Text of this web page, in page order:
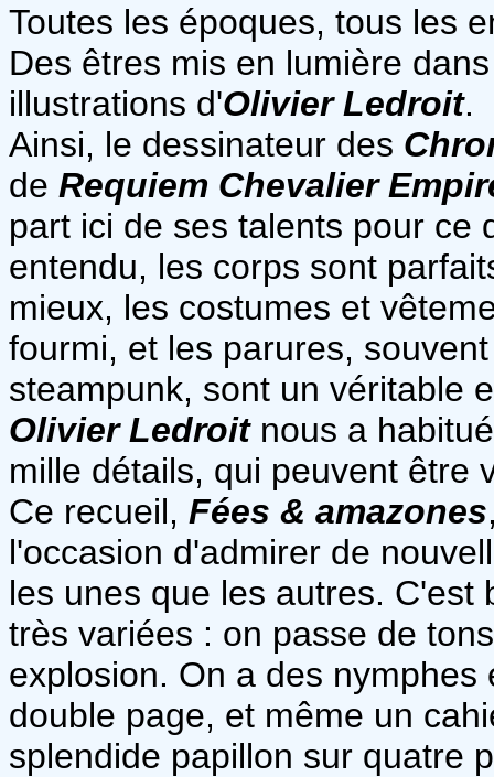
Toutes les époques, tous les
Des êtres mis en lumière
illustrations d'Olivier Ledroit.
Ainsi, le dessinateur des
de Requiem Chevalier
part ici de ses talents pour ce
entendu, les corps sont
mieux, les costumes et
fourmi, et les parures,
steampunk, sont un véritable
Olivier Ledroitnous a
mille détails, qui peuvent être
Ce recueil, Fées & amazones
l'occasion d'admirer de
les unes que les autres.
très variées : on passe de
explosion. On a des
double page, et même un
splendide papillon sur quatre